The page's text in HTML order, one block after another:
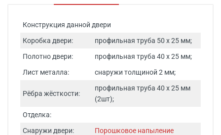
Конструкция данной двери
Коробка двери:
профильная труба 50 х 25 мм;
Полотно двери:
профильная труба 40 х 25 мм;
Лист металла:
снаружи толщиной 2 мм;
Рёбра жёсткости:
профильная труба 40 х 25 мм
(2шт);
Отделка:
Снаружи двери:
Порошковое напыление